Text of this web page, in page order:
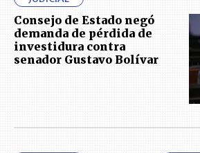
Consejo de Estado negó
demanda de pérdida de
investidura contra
senador Gustavo Bolívar